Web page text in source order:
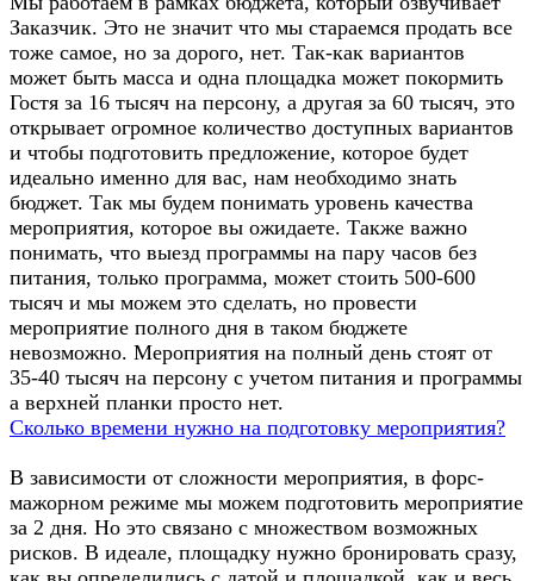
Заказчик. Это не значит что мы стараемся продать все
тоже самое, но за дорого, нет. Так-как вариантов
может быть масса и одна площадка может покормить
Гостя за 16 тысяч на персону, а другая за 60 тысяч, это
открывает огромное количество доступных вариантов
и чтобы подготовить предложение, которое будет
идеально именно для вас, нам необходимо знать
бюджет. Так мы будем понимать уровень качества
мероприятия, которое вы ожидаете. Также важно
понимать, что выезд программы на пару часов без
питания, только программа, может стоить 500-600
тысяч и мы можем это сделать, но провести
мероприятие полного дня в таком бюджете
невозможно. Мероприятия на полный день стоят от
35-40 тысяч на персону с учетом питания и программы
а верхней планки просто нет.
Сколько времени нужно на подготовку мероприятия?
В зависимости от сложности мероприятия, в форс-
мажорном режиме мы можем подготовить мероприятие
за 2 дня. Но это связано с множеством возможных
рисков. В идеале, площадку нужно бронировать сразу,